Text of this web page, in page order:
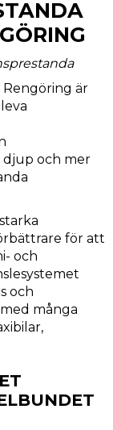
Rengöring är
djup och mer
för att
och
och
många